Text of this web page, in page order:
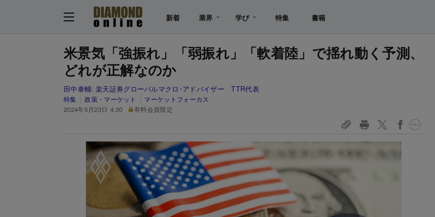
新着 業界 学び 特集 書籍
米景気「強振れ」「弱振れ」「軟着陸」で揺れ動く予測、
どれが正解なのか
田中泰輔: 楽天証券グローバルマクロ･アドバイザー TTR代表
特集 政策・マーケット
マーケットフォーカス
2024年5月23日 4:30
有料会員限定